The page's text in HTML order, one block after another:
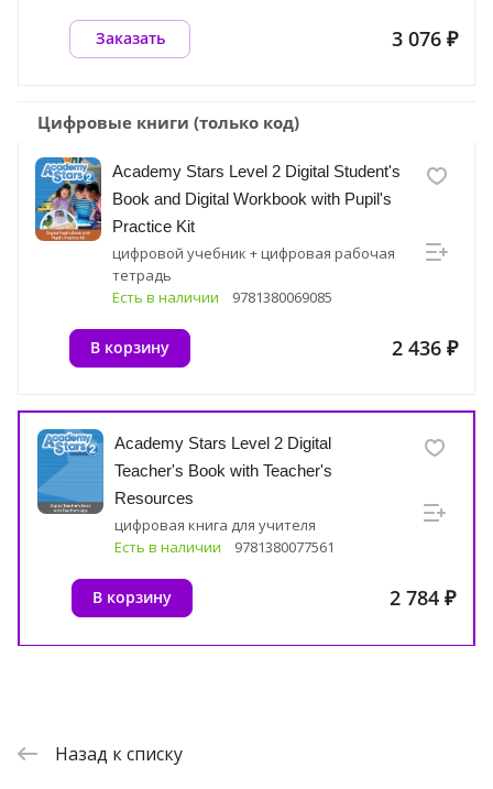
3 076 ₽
Заказать
Цифровые книги (только код)
Academy Stars Level 2 Digital Student's
Book and Digital Workbook with Pupil's
Practice Kit
цифровой учебник + цифровая рабочая
тетрадь
Есть в наличии
9781380069085
2 436 ₽
В корзину
Academy Stars Level 2 Digital
Teacher's Book with Teacher's
Resources
цифровая книга для учителя
Есть в наличии
9781380077561
2 784 ₽
В корзину
Назад к списку